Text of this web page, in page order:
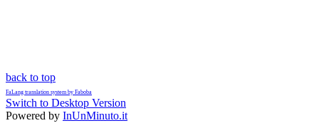
back to top
FaLang translation system by Faboba
Switch to Desktop Version
Powered by InUnMinuto.it